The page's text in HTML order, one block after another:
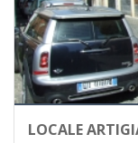
LOCALE